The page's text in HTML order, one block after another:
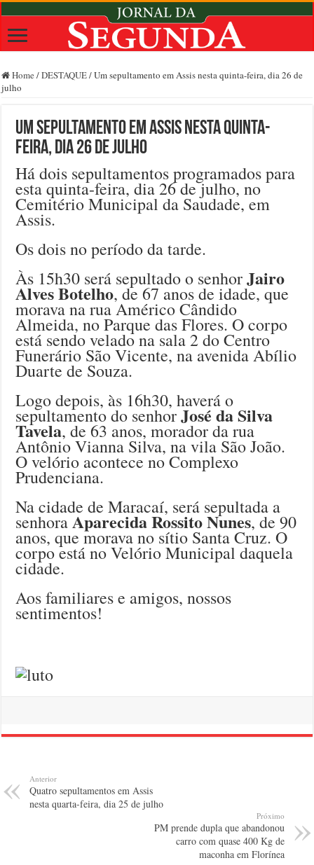
Home /DESTAQUE/Um sepultamento em Assis nesta quinta-feira, dia 26 de
julho
Um sepultamento em Assis nesta quinta-
feira, dia 26 de julho
Há dois sepultamentos programados para
esta quinta-feira, dia 26 de julho, no
Cemitério Municipal da Saudade, em
Assis.
Os dois no período da tarde.
Às 15h30 será sepultado o senhorJairo
Alves Botelho, de 67 anos de idade, que
morava na rua Américo Cândido
Almeida, no Parque das Flores. O corpo
está sendo velado na sala 2 do Centro
Funerário São Vicente, na avenida Abílio
Duarte de Souza.
Logo depois, às 16h30, haverá o
sepultamento do senhorJosé da Silva
Tavela, de 63 anos, morador da rua
Antônio Vianna Silva, na vila São João.
O velório acontece no Complexo
Prudenciana.
Na cidade de Maracaí, será sepultada a
senhoraAparecida Rossito Nunes, de 90
anos, que morava no sítio Santa Cruz. O
corpo está no Velório Municipal daquela
cidade.
Aos familiares e amigos, nossos
sentimentos!
Anterior
Quatro sepultamentos em Assis
nesta quarta-feira, dia 25 de julho
Próximo
PM prende dupla que abandonou
carro com quase 400 Kg de
maconha em Florínea